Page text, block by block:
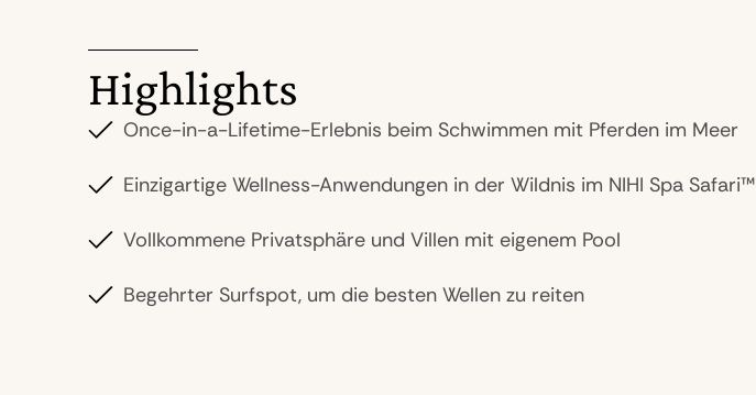
Highlights
Once-in-a-Lifetime-Erlebnis beim Schwimmen mit Pferden im Meer
Einzigartige Wellness-Anwendungen in der Wildnis im NIHI Spa Safari™
Vollkommene Privatsphäre und Villen mit eigenem Pool
Begehrter Surfspot, um die besten Wellen zu reiten